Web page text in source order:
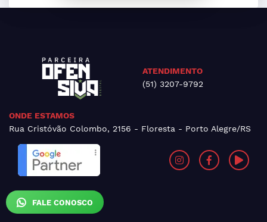
FALE CONOSCO
ATENDIMENTO
(51) 3207-9792
ONDE ESTAMOS
Rua Cristóvão Colombo, 2156 - Floresta - Porto Alegre/RS